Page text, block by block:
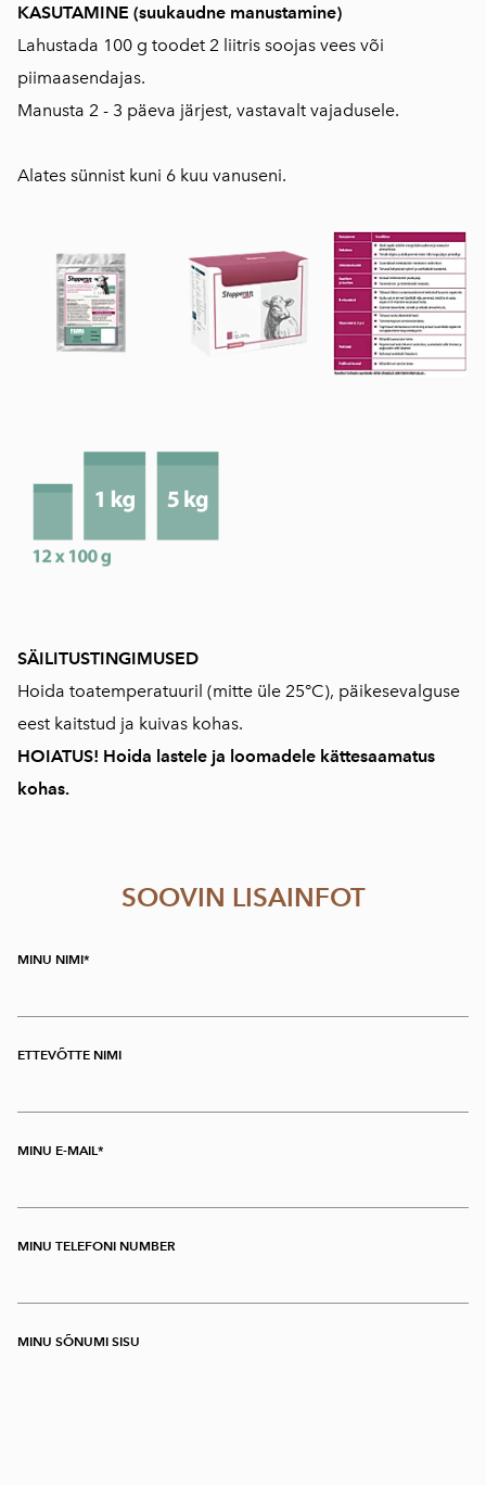
KASUTAMINE (suukaudne manustamine)
Lahustada 100 g toodet 2 liitris soojas vees või
piimaasendajas.
Manusta 2 - 3 päeva järjest, vastavalt vajadusele.
Alates sünnist kuni 6 kuu vanuseni.
SÄILITUSTINGIMUSED
Hoida toatemperatuuril (mitte üle 25°C), päikesevalguse
eest kaitstud ja kuivas kohas.
HOIATUS! Hoida lastele ja loomadele kättesaamatus
kohas.
SOOVIN LISAINFOT
MINU NIMI
ETTEVÕTTE NIMI
MINU E-MAIL
MINU TELEFONI NUMBER
MINU SÕNUMI SISU